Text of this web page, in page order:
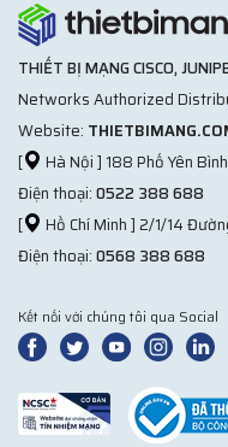
THIẾT BỊ MẠNG CISCO,
Networks Authorized
Website:
[
Hà Nội ] 188 Phố Yên
Điện thoại:0522 388 688
[
Hồ Chí Minh ] 2/1/14
Điện thoại:0568 388 688
Kết nối với chúng tôi qua Social